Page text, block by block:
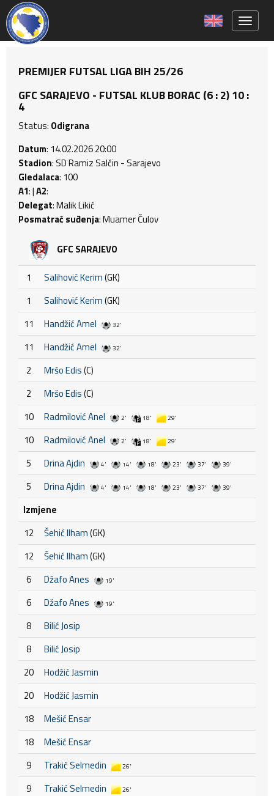
PREMIJER FUTSAL LIGA BIH 25/26
GFC SARAJEVO - FUTSAL KLUB BORAC (6 : 2) 10 :
4
Status: Odigrana
Datum: 14.02.2026 20:00
Stadion: SD Ramiz Salčin - Sarajevo
Gledalaca: 100
A1: |A2:
Delegat: Malik Likić
Posmatrač suđenja: Muamer Čulov
GFC SARAJEVO
1 Salihović Kerim(GK)
1
Salihović Kerim(GK)
11
Handžić Amel 32'
11 Handžić Amel 32'
2 Mršo Edis(C)
2
Mršo Edis(C)
10
Radmilović Anel 2' 18' 29'
10 Radmilović Anel 2' 18' 29'
5 Drina Ajdin 4' 14' 18' 23' 37' 39'
5 Drina Ajdin 4' 14' 18' 23' 37' 39'
Izmjene
12
Šehić Ilham(GK)
12
Šehić Ilham(GK)
6
Džafo Anes 19'
6 Džafo Anes 19'
8
Bilić Josip
8
Bilić Josip
20
Hodžić Jasmin
20
Hodžić Jasmin
18
Mešić Ensar
18
Mešić Ensar
9
Trakić Selmedin 26'
9 Trakić Selmedin 26'